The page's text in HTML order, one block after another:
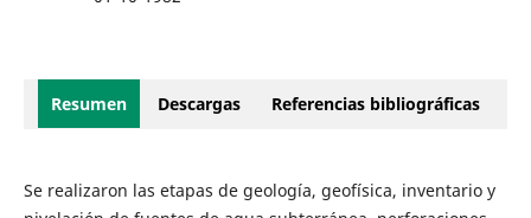
Resumen Descargas Referencias bibliográficas
Se realizaron las etapas de geología, geofísica, inventario y